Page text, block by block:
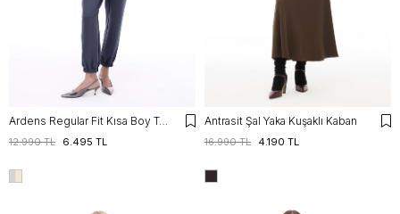
Ardens Regular Fit Kısa Boy Takma Kol Erkek Yaka Gri ekru Kaban
6.495 TL
12.990 TL
Antrasit Şal Yaka Kuşaklı Kaban
4.190 TL
16.990 TL